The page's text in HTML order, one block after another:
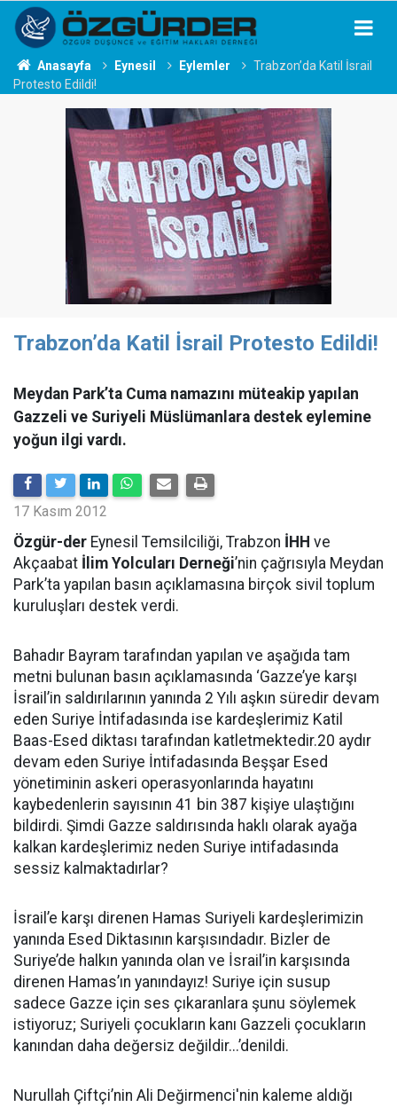
Anasayfa Eynesil Eylemler
Trabzon’da Katil İsrail
Protesto Edildi!
Trabzon’da Katil İsrail Protesto Edildi!
Meydan Park’ta Cuma namazını müteakip yapılan
Gazzeli ve Suriyeli Müslümanlara destek eylemine
yoğun ilgi vardı.
17 Kasım 2012
Özgür-der Eynesil Temsilciliği, Trabzon İHH ve
Akçaabat İlim Yolcuları Derneği’nin çağrısıyla Meydan
Park’ta yapılan basın açıklamasına birçok sivil toplum
kuruluşları destek verdi.
Bahadır Bayram tarafından yapılan ve aşağıda tam
metni bulunan basın açıklamasında ‘Gazze’ye karşı
İsrail’in saldırılarının yanında 2 Yılı aşkın süredir devam
eden Suriye İntifadasında ise kardeşlerimiz Katil
Baas-Esed diktası tarafından katletmektedir.20 aydır
devam eden Suriye İntifadasında Beşşar Esed
yönetiminin askeri operasyonlarında hayatını
kaybedenlerin sayısının 41 bin 387 kişiye ulaştığını
bildirdi. Şimdi Gazze saldırısında haklı olarak ayağa
kalkan kardeşlerimiz neden Suriye intifadasında
sessiz kalmaktadırlar?
İsrail’e karşı direnen Hamas Suriyeli kardeşlerimizin
yanında Esed Diktasının karşısındadır. Bizler de
Suriye’de halkın yanında olan ve İsrail’in karşısında
direnen Hamas’ın yanındayız! Suriye için susup
sadece Gazze için ses çıkaranlara şunu söylemek
istiyoruz; Suriyeli çocukların kanı Gazzeli çocukların
kanından daha değersiz değildir...’denildi.
Nurullah Çiftçi’nin Ali Değirmenci'nin kaleme aldığı